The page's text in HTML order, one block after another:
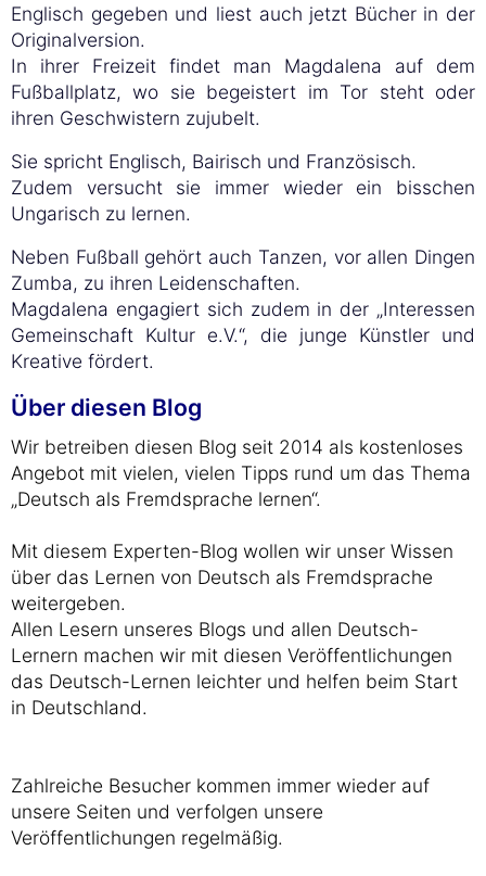
Englisch gegeben und liest auch jetzt Bücher in der
Originalversion.
In ihrer Freizeit findet man Magdalena auf dem
Fußballplatz, wo sie begeistert im Tor steht oder
ihren Geschwistern zujubelt.
Sie spricht Englisch, Bairisch und Französisch.
Zudem versucht sie immer wieder ein bisschen
Ungarisch zu lernen.
Neben Fußball gehört auch Tanzen, vor allen Dingen
Zumba, zu ihren Leidenschaften.
Magdalena engagiert sich zudem in der „Interessen
Gemeinschaft Kultur e.V.“, die junge Künstler und
Kreative fördert.
Über diesen Blog
Wir betreiben diesen Blog seit 2014 als kostenloses
Angebot mit vielen, vielen Tipps rund um das Thema
„Deutsch als Fremdsprache lernen“.
Mit diesem Experten-Blog wollen wir unser Wissen
über das Lernen von Deutsch als Fremdsprache
weitergeben.
Allen Lesern unseres Blogs und allen Deutsch-
Lernern machen wir mit diesen Veröffentlichungen
das Deutsch-Lernen leichter und helfen beim Start
in Deutschland.
Zahlreiche Besucher kommen immer wieder auf
unsere Seiten und verfolgen unsere
Veröffentlichungen regelmäßig.